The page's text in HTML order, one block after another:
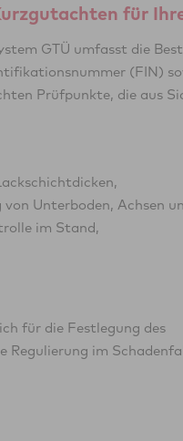
für
GTÜ umfasst die
(FIN)
Prüfpunkte, die aus
Unterboden, Achsen
im Stand,
für die Festlegung des
Regulierung im
ausreichend. Hier ist ein